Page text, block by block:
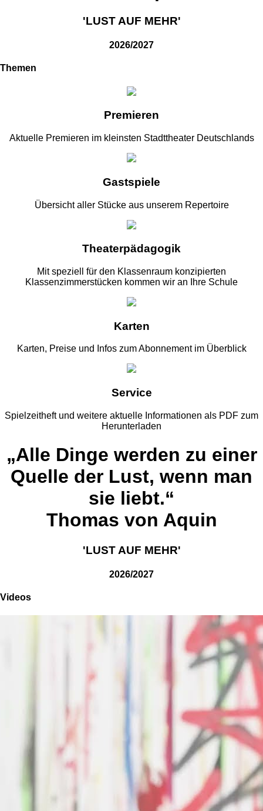
'LUST AUF MEHR'
2026/2027
Themen
Premieren
Aktuelle Premieren im kleinsten Stadttheater Deutschlands
Gastspiele
Übersicht aller Stücke aus unserem Repertoire
Theaterpädagogik
Mit speziell für den Klassenraum konzipierten
Klassenzimmerstücken kommen wir an Ihre Schule
Karten
Karten, Preise und Infos zum Abonnement im Überblick
Service
Spielzeitheft und weitere aktuelle Informationen als PDF zum
Herunterladen
„Alle Dinge werden zu einer
Quelle der Lust, wenn man
sie liebt.“
Thomas von Aquin
'LUST AUF MEHR'
2026/2027
Videos